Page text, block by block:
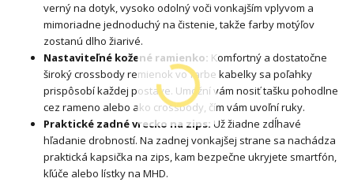
verný na dotyk, vysoko odolný voči vonkajším vplyvom a
mimoriadne jednoduchý na čistenie, takže farby motýľov
zostanú dlho žiarivé.
Nastaviteľné kožené ramienko: Komfortný a dostatočne
široký crossbody remienok vo farbe kabelky sa poľahky
prispôsobí každej postave. Umožní vám nosiť tašku pohodlne
cez rameno alebo ako crossbody, čím vám uvoľní ruky.
Praktické zadné vrecko na zips: Už žiadne zdĺhavé
hľadanie drobností. Na zadnej vonkajšej strane sa nachádza
praktická kapsička na zips, kam bezpečne ukryjete smartfón,
kľúče alebo lístky na MHD.